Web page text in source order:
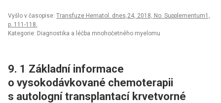
Vyšlo v časopise: Transfuze Hematol. dnes,24, 2018, No. Supplementum1,
p. 111-118.
Kategorie: Diagnostika a léčba mnohočetného myelomu
9. 1 Základní informace
o vysokodávkované chemoterapii
s autologní transplantací krvetvorné